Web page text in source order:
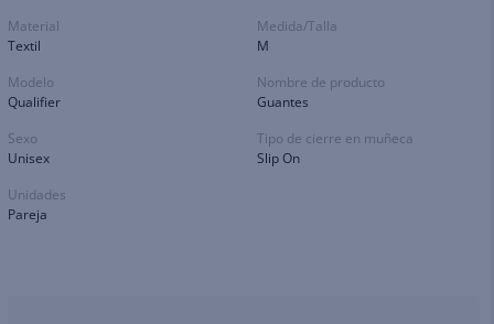
Material
Textil
Medida/Talla
M
Modelo
Qualifier
Nombre de producto
Guantes
Sexo
Unisex
Tipo de cierre en muñeca
Slip On
Unidades
Pareja